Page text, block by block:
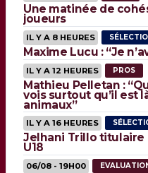
Une matinée de
joueurs
IL Y A 8 HEURES
Maxime Lucu : “Je
IL Y A 12 HEURES PROS
Mathieu Pelletan :
vois surtout qu’il est
animaux”
IL Y A 16 HEURES
Jelhani Trillo titulaire
U18
06/08 - 19H00